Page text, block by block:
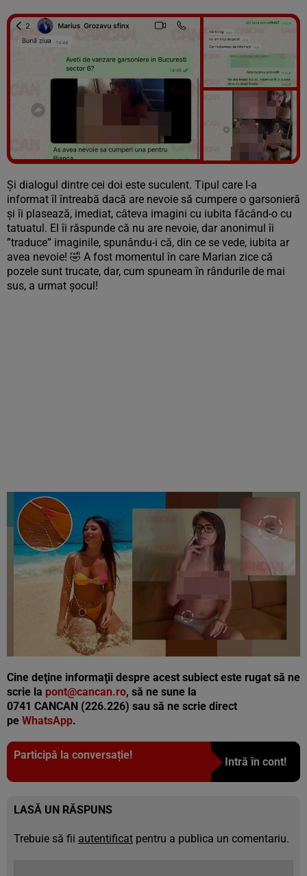
Vezi galeria foto
6 poze
Și dialogul dintre cei doi este suculent. Tipul care l-a
informat îl întreabă dacă are nevoie să cumpere o garsonieră
și îi plasează, imediat, câteva imagini cu iubita făcând-o cu
tatuatul. El îi răspunde că nu are nevoie, dar anonimul îi
”traduce” imaginile, spunându-i că, din ce se vede, iubita ar
avea nevoie! 🤣 A fost momentul în care Marian zice că
pozele sunt trucate, dar, cum spuneam în rândurile de mai
sus, a urmat șocul!
Cine deţine informaţii despre acest subiect este rugat să ne
scrie la pont@cancan.ro, să ne sune la
0741 CANCAN (226.226) sau să ne scrie direct
pe WhatsApp.
Participă la conversație!
Intră în cont!
LASĂ UN RĂSPUNS
Trebuie să fii autentificat pentru a publica un comentariu.